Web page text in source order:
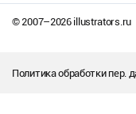
© 2007–2026illustrators.ru
Политика обработки пер.